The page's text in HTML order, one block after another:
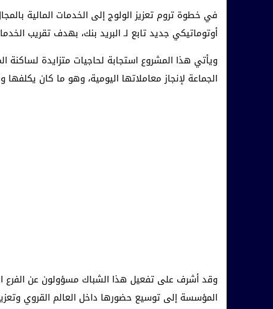
في خطوة تروم تعزيز الولوج إلى الخدمات المالية
أوتوماتيكي جديد تابع لـ البريد بنك، بهدف تقريب
ويأتي هذا المشروع استجابة لحاجيات متزايدة
الجماعة لإنجاز معاملاتها اليومية، وهو ما كان
وقد أشرف على تفعيل هذا الشباك مسؤولون عن
المؤسسة إلى توسيع حضورها داخل العالم القروي